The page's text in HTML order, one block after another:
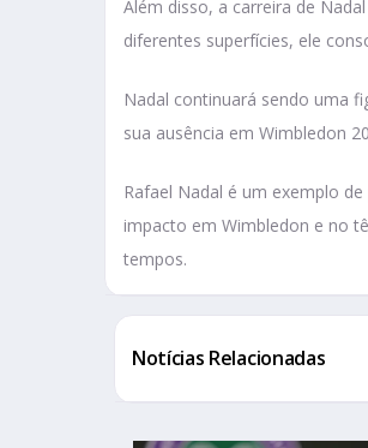
Além disso, a carreira de
diferentes superfícies, ele
Nadal continuará sendo uma
sua ausência em Wimbledon
Rafael Nadal é um exemplo
impacto em Wimbledon e no
tempos.
Notícias Relacionadas